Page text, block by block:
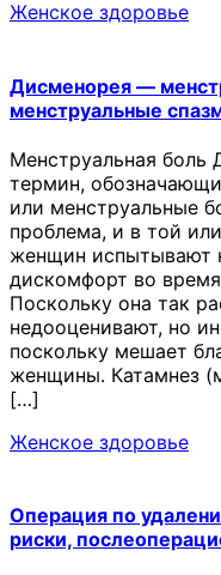
Женское здоровье
Дисменорея —
менструальные
Менструальная боль
термин,
или менструальные
проблема, и в той
женщин испытывают
дискомфорт во
Поскольку она так
недооценивают, но
поскольку мешает
женщины. Катамнез
[…]
Женское здоровье
Операция по
риски,